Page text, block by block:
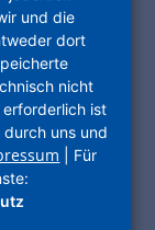
ist die
der
Über die
Jan
die
und die
dort
nicht
ist
uns und
| Für